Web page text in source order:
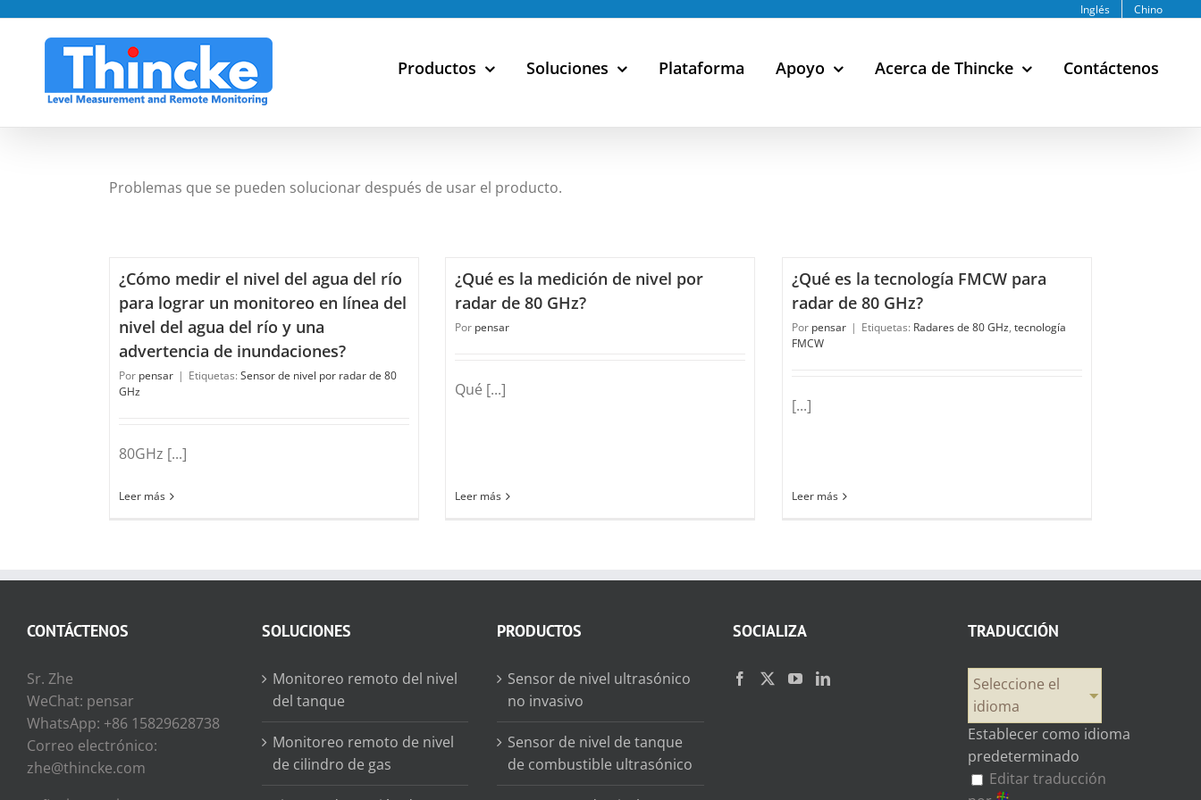
contenido
Inglés Chino
Productos Soluciones Plataforma Apoyo Acerca de Thincke Contáctenos
Problemas que se pueden solucionar después de usar el producto.
¿Cómo medir el nivel del agua del río
para lograr un monitoreo en línea del
nivel del agua del río y una
advertencia de inundaciones?
Por pensar | Etiquetas: Sensor de nivel por radar de 80
GHz
80GHz [...]
Leer más
¿Qué es la medición de nivel por
radar de 80 GHz?
Por pensar
Qué [...]
Leer más
¿Qué es la tecnología FMCW para
radar de 80 GHz?
Por pensar | Etiquetas: Radares de 80 GHz, tecnología
FMCW
[...]
Leer más
CONTÁCTENOS
Sr. Zhe
WeChat: pensar
WhatsApp: +86 15829628738
Correo electrónico:
zhe@thincke.com
SOLUCIONES
Monitoreo remoto del nivel
del tanque
Monitoreo remoto de nivel
de cilindro de gas
PRODUCTOS
Sensor de nivel ultrasónico
no invasivo
Sensor de nivel de tanque
de combustible ultrasónico
SOCIALIZA TRADUCCIÓN
Seleccione el
idioma
Establecer como idioma
predeterminado
Editar traducción